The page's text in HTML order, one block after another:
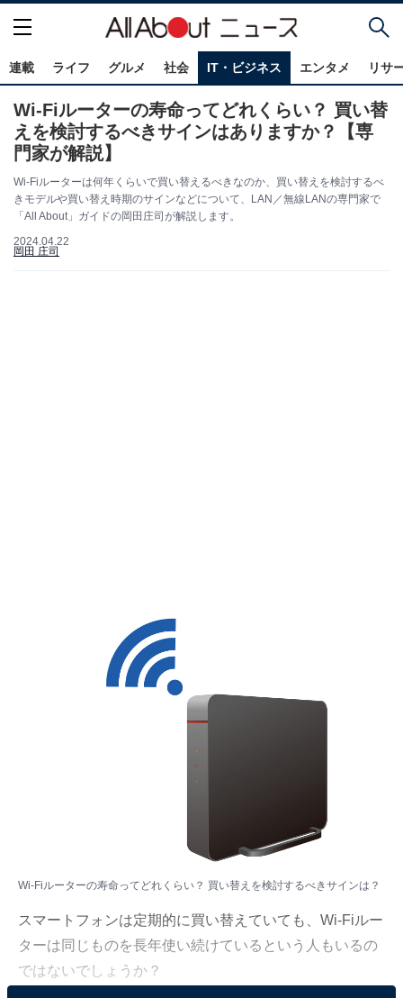
連載 ライフ グルメ 社会 IT・ビジネス エンタメ リサ
Wi-Fiルーターの寿命ってどれくらい？ 買い替
えを検討するべきサインはありますか？【専
門家が解説】
Wi-Fiルーターは何年くらいで買い替えるべきなのか、買い替えを検討するべ
きモデルや買い替え時期のサインなどについて、LAN／無線LANの専門家で
「All About」ガイドの岡田庄司が解説します。
2024.04.22
岡田 庄司
Wi-Fiルーターの寿命ってどれくらい？ 買い替えを検討するべきサインは？
スマートフォンは定期的に買い替えていても、Wi-Fiルー
ターは同じものを長年使い続けているという人もいるの
ではないでしょうか？